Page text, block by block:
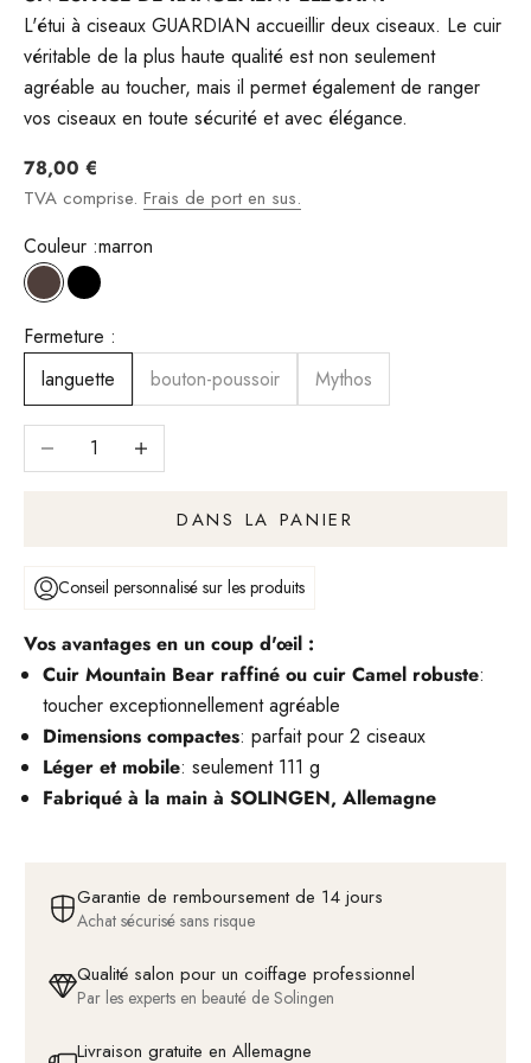
L'étui à ciseaux GUARDIAN accueillir deux ciseaux. Le cuir
véritable de la plus haute qualité est non seulement
agréable au toucher, mais il permet également de ranger
vos ciseaux en toute sécurité et avec élégance.
Angebot
78,00 €
TVA comprise. Frais de port en sus.
Couleur :marron
marron
Noir
Fermeture :
languette
bouton-poussoir Mythos
Réduire le nombreAugmenter le nombre
DANS LA PANIER
Conseil personnalisé sur les produits
Vos avantages en un coup d'œil :
Cuir Mountain Bear raffiné ou cuir Camel robuste:
toucher exceptionnellement agréable
Dimensions compactes: parfait pour 2 ciseaux
Léger et mobile: seulement 111 g
Fabriqué à la main à SOLINGEN, Allemagne
Garantie de remboursement de 14 jours
Achat sécurisé sans risque
Qualité salon pour un coiffage professionnel
Par les experts en beauté de Solingen
Livraison gratuite en Allemagne